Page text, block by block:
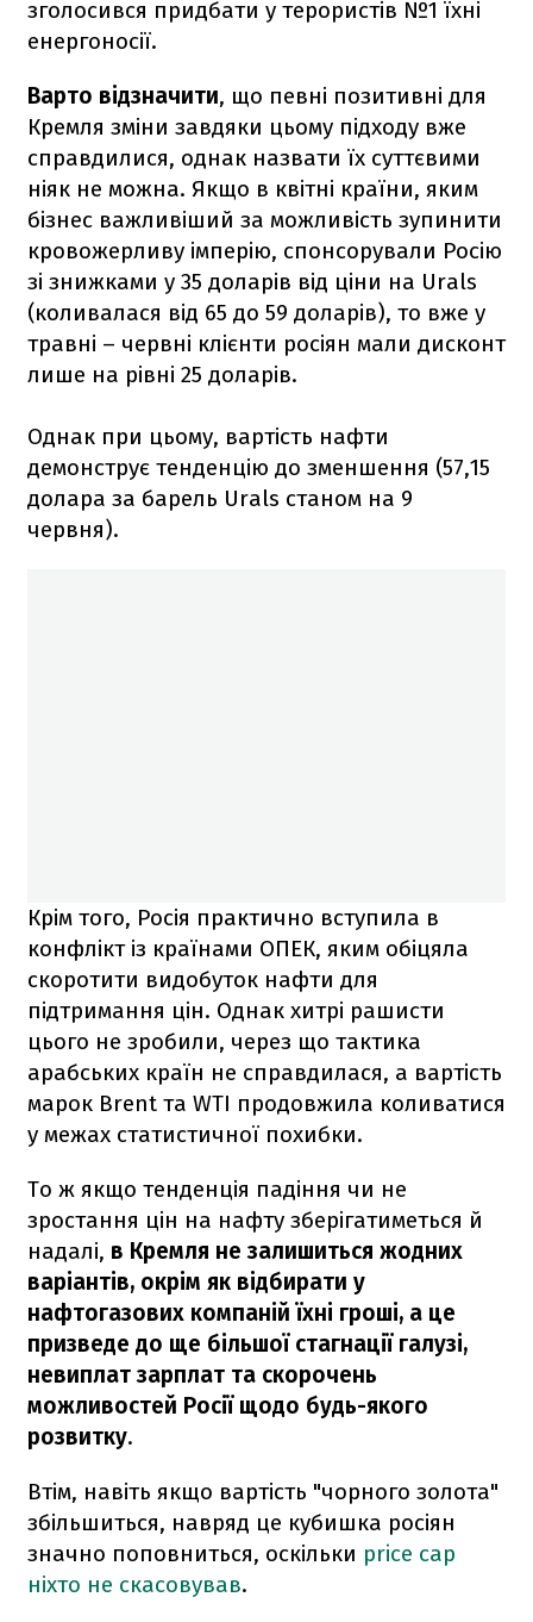
зголосився придбати у терористів №1 їхні
енергоносії.
Варто відзначити, що певні позитивні для
Кремля зміни завдяки цьому підходу вже
справдилися, однак назвати їх суттєвими
ніяк не можна. Якщо в квітні країни, яким
бізнес важливіший за можливість зупинити
кровожерливу імперію, спонсорували Росію
зі знижками у 35 доларів від ціни на Urals
(коливалася від 65 до 59 доларів), то вже у
травні – червні клієнти росіян мали дисконт
лише на рівні 25 доларів.
Однак при цьому, вартість нафти
демонструє тенденцію до зменшення (57,15
долара за барель Urals станом на 9
червня).
Крім того, Росія практично вступила в
конфлікт із країнами ОПЕК, яким обіцяла
скоротити видобуток нафти для
підтримання цін. Однак хитрі рашисти
цього не зробили, через що тактика
арабських країн не справдилася, а вартість
марок Brent та WTI продовжила коливатися
у межах статистичної похибки.
То ж якщо тенденція падіння чи не
зростання цін на нафту зберігатиметься й
надалі, в Кремля не залишиться жодних
варіантів, окрім як відбирати у
нафтогазових компаній їхні гроші, а це
призведе до ще більшої стагнації галузі,
невиплат зарплат та скорочень
можливостей Росії щодо будь-якого
розвитку.
Втім, навіть якщо вартість "чорного золота"
збільшиться, навряд це кубишка росіян
значно поповниться, оскільки price cap
ніхто не скасовував.